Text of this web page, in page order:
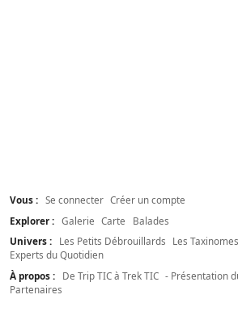
Vous : Se connecter Créer un compte
Explorer : Galerie Carte
Balades
Univers :
Les Petits Débrouillards Les Taxinomes
Experts du Quotidien
À propos :
De Trip TIC à Trek TIC - Présentation
Partenaires